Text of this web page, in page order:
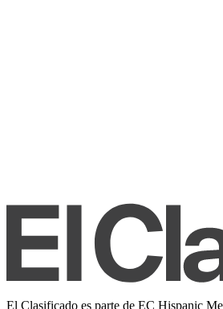
El Clasificado es parte de EC Hispanic